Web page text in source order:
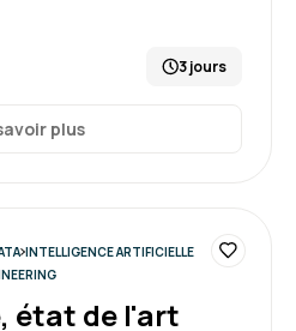
3 jours
plus
INTELLIGENCE ARTIFICIELLE
état de l'art